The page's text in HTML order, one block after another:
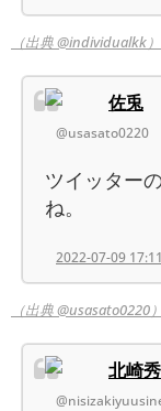
（出典 @individualkk）
佐兎
@usasato0220
ツイッター
ね。
2022-07-09
（出典 @usasato0220）
北崎秀